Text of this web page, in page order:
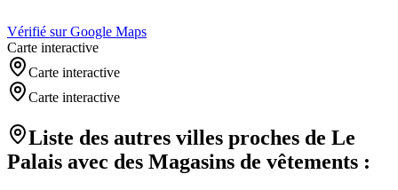
Vérifié sur Google Maps
Carte interactive
Carte interactive
Carte interactive
Liste des autres villes proches de Le
Palais avec des Magasins de vêtements :